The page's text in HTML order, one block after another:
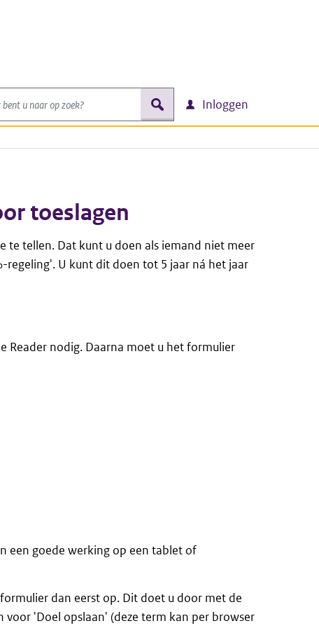
u naar op zoek?
zoek Inloggen
toeslagen
te tellen. Dat kunt u doen als iemand niet meer
U kunt dit doen tot 5 jaar ná het jaar
Reader nodig. Daarna moet u het formulier
een goede werking op een tablet of
dan eerst op. Dit doet u door met de
'Doel opslaan' (deze term kan per browser